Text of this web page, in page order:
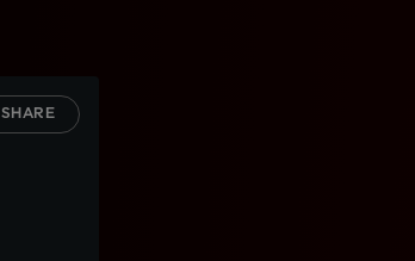
SHARE